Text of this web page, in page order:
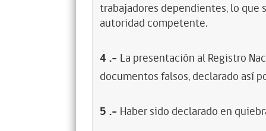
trabajadores dependientes, lo
autoridad competente.
4 .- La presentación al Registro
documentos falsos, declarado así
5 .- Haber sido declarado en